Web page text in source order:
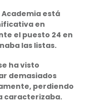
está
en
el puesto 24 en
las listas.
ha visto
demasiados
perdiendo
caracterizaba.